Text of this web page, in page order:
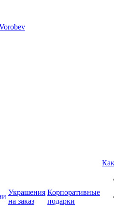
Украшения
на заказ
Корпоративные
подарки